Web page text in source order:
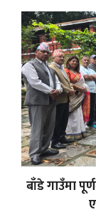
बाँडे गाउँमा